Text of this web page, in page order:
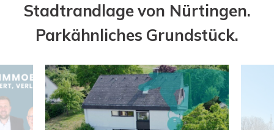
Stadtrandlage von Nürtingen.
Parkähnliches Grundstück.